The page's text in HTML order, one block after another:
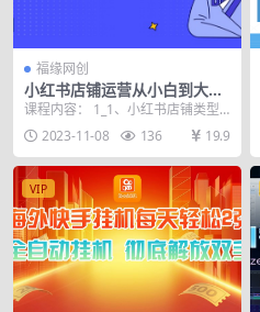
福缘网创
小红书店铺运营从小白到大神
2.0，从入门到精通（60节
课程内容： 1_1、小红书店铺类型
以及开店注意.mp4 2_2、小红书做
垂直还是...
2023-11-08 136 19.9
VIP